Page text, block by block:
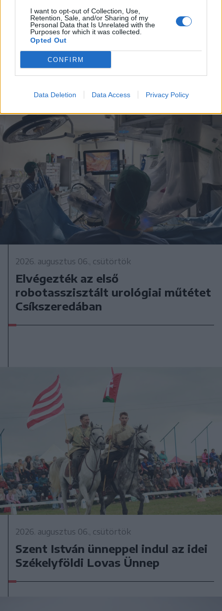
I want to opt-out of Collection, Use,
Retention, Sale, and/or Sharing of my
Personal Data that Is Unrelated with the
Purposes for which it was collected.
Opted Out
CONFIRM
Data Deletion Data Access Privacy Policy
egy projekt, ami a Duna
vízhozamának növelését segítené
elő
2026. augusztus 06., csütörtök
Elvégezték az első
robotasszisztált urológiai műtétet
Csíkszeredában
2026. augusztus 06., csütörtök
Szent István ünneppel indul az idei
Székelyföldi Lovas Ünnep